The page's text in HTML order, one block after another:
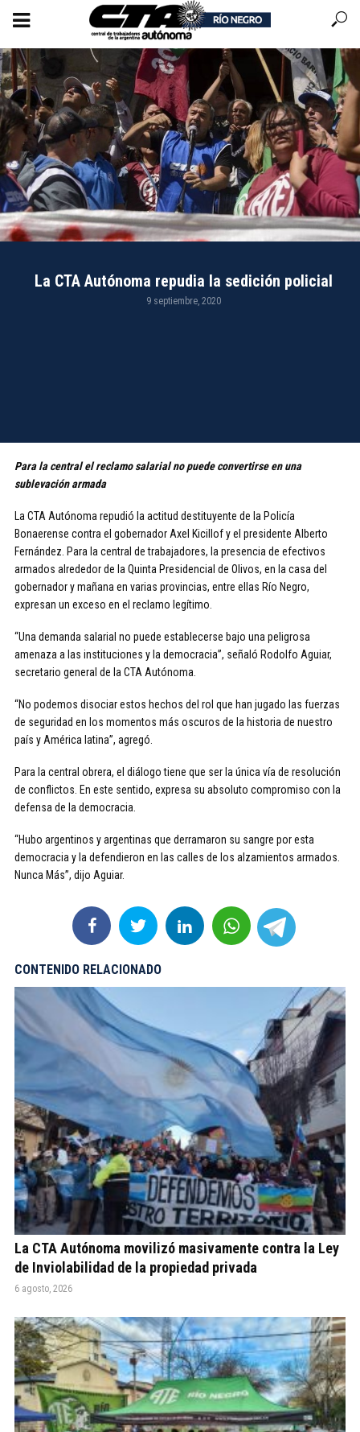
La CTA Autónoma repudia la sedición policial
9 septiembre, 2020
Para la central el reclamo salarial no puede convertirse en una
sublevación armada
La CTA Autónoma repudió la actitud destituyente de la Policía
Bonaerense contra el gobernador Axel Kicillof y el presidente Alberto
Fernández. Para la central de trabajadores, la presencia de efectivos
armados alrededor de la Quinta Presidencial de Olivos, en la casa del
gobernador y mañana en varias provincias, entre ellas Río Negro,
expresan un exceso en el reclamo legítimo.
“Una demanda salarial no puede establecerse bajo una peligrosa
amenaza a las instituciones y la democracia”, señaló Rodolfo Aguiar,
secretario general de la CTA Autónoma.
“No podemos disociar estos hechos del rol que han jugado las fuerzas
de seguridad en los momentos más oscuros de la historia de nuestro
país y América latina”, agregó.
Para la central obrera, el diálogo tiene que ser la única vía de resolución
de conflictos. En este sentido, expresa su absoluto compromiso con la
defensa de la democracia.
“Hubo argentinos y argentinas que derramaron su sangre por esta
democracia y la defendieron en las calles de los alzamientos armados.
Nunca Más”, dijo Aguiar.
CONTENIDO RELACIONADO
La CTA Autónoma movilizó masivamente contra la Ley
de Inviolabilidad de la propiedad privada
6 agosto, 2026